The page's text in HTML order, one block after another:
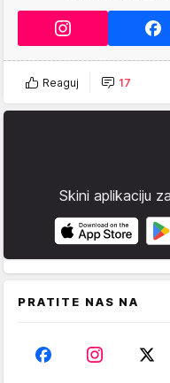
Reaguj 17
Skini aplikaciju
PRATITE NAS NA